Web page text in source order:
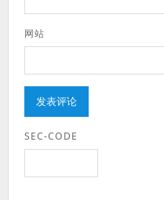
网站
SEC-CODE